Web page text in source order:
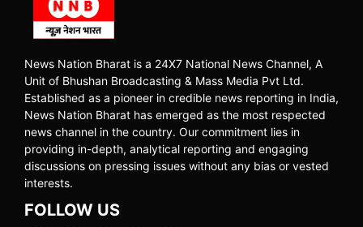
News Nation Bharat is a 24X7 National News Channel, A
Unit of Bhushan Broadcasting & Mass Media Pvt Ltd.
Established as a pioneer in credible news reporting in India,
News Nation Bharat has emerged as the most respected
news channel in the country. Our commitment lies in
providing in-depth, analytical reporting and engaging
discussions on pressing issues without any bias or vested
interests.
FOLLOW US